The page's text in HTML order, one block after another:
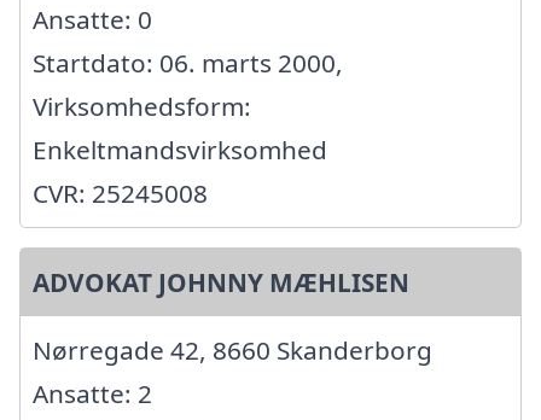
Ansatte: 0
Startdato: 06. marts 2000,
Virksomhedsform:
Enkeltmandsvirksomhed
CVR: 25245008
ADVOKAT JOHNNY MÆHLISEN
Nørregade 42, 8660 Skanderborg
Ansatte: 2